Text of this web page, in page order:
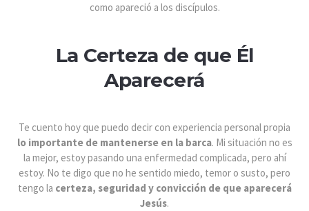
como apareció a los discípulos.
La Certeza de que Él
Aparecerá
Te cuento hoy que puedo decir con experiencia personal propia
lo importante de mantenerse en la barca. Mi situación no es
la mejor, estoy pasando una enfermedad complicada, pero ahí
estoy. No te digo que no he sentido miedo, temor o susto, pero
tengo la certeza, seguridad y convicción de que aparecerá
Jesús.